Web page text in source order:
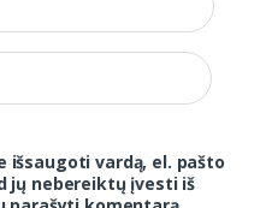
išsaugoti vardą, el. pašto
jų nebereiktų įvesti iš